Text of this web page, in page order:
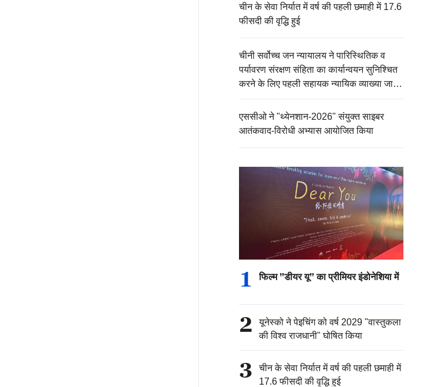
चीन के सेवा निर्यात में वर्ष की पहली छमाही में 17.6
फीसदी की वृद्धि हुई
चीनी सर्वोच्च जन न्यायालय ने पारिस्थितिक व
पर्यावरण संरक्षण संहिता का कार्यान्वयन सुनिश्चित
करने के लिए पहली सहायक न्यायिक व्याख्या जारी
की
एससीओ ने "थ्येनशान-2026" संयुक्त साइबर
आतंकवाद-विरोधी अभ्यास आयोजित किया
1 फिल्म "डीयर यू" का प्रीमियर इंडोनेशिया में
2
यूनेस्को ने पेइचिंग को वर्ष 2029 "वास्तुकला
की विश्व राजधानी" घोषित किया
3
चीन के सेवा निर्यात में वर्ष की पहली छमाही में
17.6 फीसदी की वृद्धि हुई